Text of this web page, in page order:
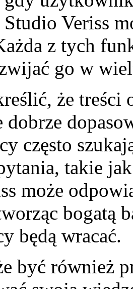
Studio Veriss
z tych
go w
że treści
dobrze
często
takie
może
bogatą
będą wracać.
być również